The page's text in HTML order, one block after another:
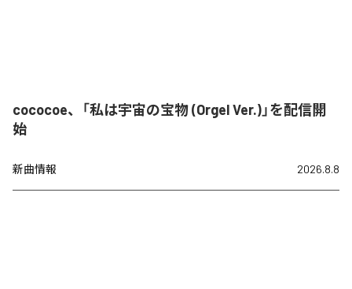
cococoe、「私は宇宙の宝物 (Orgel Ver.)」を配信開
始
新曲情報 2026.8.8